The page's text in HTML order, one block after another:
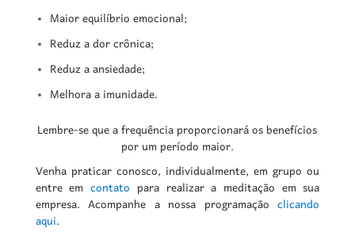
Maior equilíbrio emocional;
Reduz a dor crônica;
Reduz a ansiedade;
Melhora a imunidade.
Lembre-se que a frequência proporcionará os benefícios
por um período maior.
Venha praticar conosco, individualmente, em grupo ou
entre emcontato para realizar a meditação em sua
empresa. Acompanhe a nossa programaçãoclicando
aqui.